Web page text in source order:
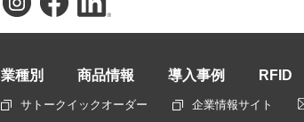
業種別 商品情報 導入事例 RFID
サトークイックオーダー 企業情報サイト